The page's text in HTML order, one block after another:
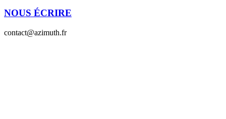
NOUS ÉCRIRE
contact@azimuth.fr